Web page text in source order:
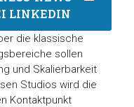
LINKEDIN
die klassische
sollen
und Skalierbarkeit
Studios wird die
Kontaktpunkt